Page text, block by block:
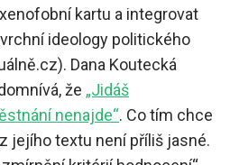
kartu a integrovat
ideology politického
Dana Koutecká
že „Jidáš
nenajde“. Co tím chce
jejího textu není příliš jasné.